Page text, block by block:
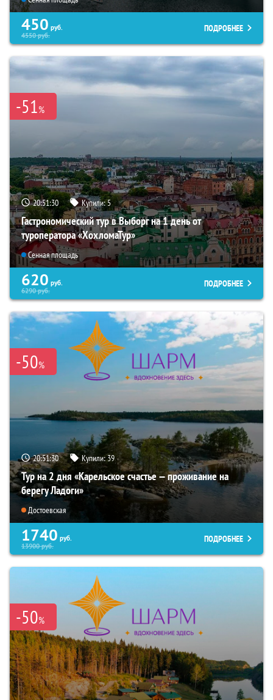
450 руб.
4550руб.
ПОДРОБНЕЕ
-51%
20:51:29 Купили:5
Гастрономический тур в Выборг на 1 день от
туроператора «ХохломаТур»
Сенная площадь
620 руб.
6290руб.
ПОДРОБНЕЕ
-50%
20:51:29 Купили:39
Тур на 2 дня «Карельское счастье — проживание на
берегу Ладоги»
Достоевская
1740 руб.
13900руб.
ПОДРОБНЕЕ
-50%